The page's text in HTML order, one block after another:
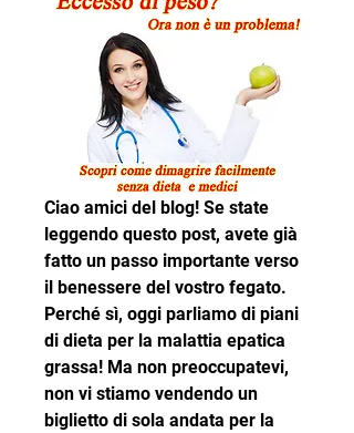
Ciao amici del blog! Se state
leggendo questo post, avete già
fatto un passo importante verso
il benessere del vostro fegato.
Perché sì, oggi parliamo di piani
di dieta per la malattia epatica
grassa! Ma non preoccupatevi,
non vi stiamo vendendo un
biglietto di sola andata per la